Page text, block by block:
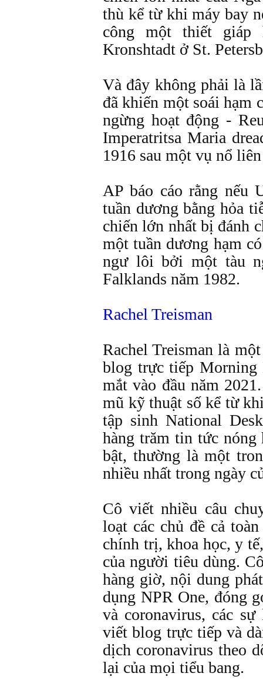
thù kể từ khi máy bay
công một thiết
Kronshtadt ở St.
Và đây không phải là
đã khiến một soái hạm
ngừng hoạt động -
Imperatritsa Maria
1916 sau một vụ nổ
AP báo cáo rằng nếu
tuần dương bằng hỏa
chiến lớn nhất bị đánh
một tuần dương hạm
ngư lôi bởi một tàu
Falklands năm 1982.
Rachel Treisman
Rachel Treisman là
blog trực tiếp Morning
mắt vào đầu năm
mũ kỹ thuật số kể từ
tập sinh National
hàng trăm tin tức nóng
bật, thường là một
nhiều nhất trong ngày
Cô viết nhiều câu
loạt các chủ đề cả
chính trị, khoa học, y
của người tiêu dùng.
hàng giờ, nội dung
dụng NPR One, đóng
và coronavirus, các
viết blog trực tiếp và
dịch coronavirus theo
lại của mọi tiểu bang.